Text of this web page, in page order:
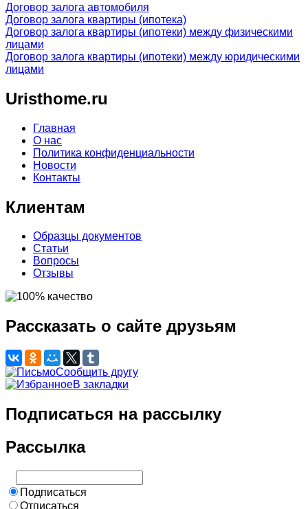
Договор залога автомобиля
Договор залога квартиры (ипотека)
Договор залога квартиры (ипотеки) между физическими
лицами
Договор залога квартиры (ипотеки) между юридическими
лицами
Uristhome.ru
Главная
О нас
Политика конфиденциальности
Новости
Контакты
Клиентам
Образцы документов
Статьи
Вопросы
Отзывы
Рассказать о сайте друзьям
Сообщить другу
В закладки
Подписаться на рассылку
Рассылка
Подписаться
Отписаться